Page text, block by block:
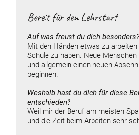
Bereit für den Lehrstart
Auf was freust du dich besonders?
Mit den Händen etwas zu arbeiten
Schule zu haben. Neue Menschen
und allgemein einen neuen
beginnen.
Weshalb hast du dich für diese
entschieden?
Weil mir der Beruf am meisten
und die Zeit beim Arbeiten sehr